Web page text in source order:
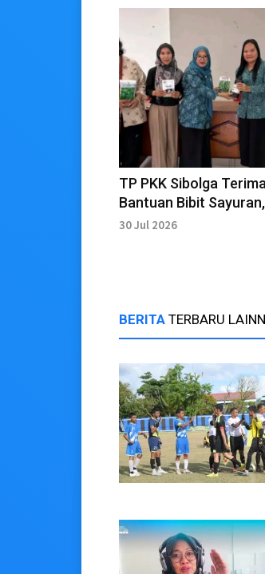
TP PKK Sibolga Terima
Bantuan Bibit Sayuran,
Perkuat Ketahanan
30 Jul 2026
BERITA TERBARU